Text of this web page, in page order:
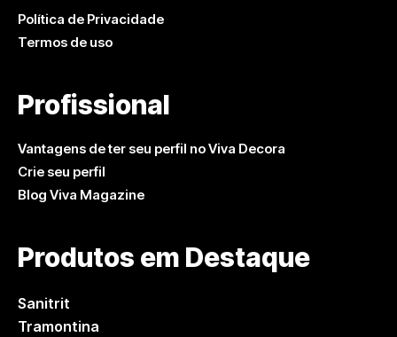
Política de Privacidade
Termos de uso
Profissional
Vantagens de ter seu perfil no Viva Decora
Crie seu perfil
Blog Viva Magazine
Produtos em Destaque
Sanitrit
Tramontina